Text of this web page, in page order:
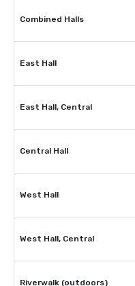
Combined Halls
East Hall
East Hall, Central
Central Hall
West Hall
West Hall, Central
Riverwalk (outdoors)